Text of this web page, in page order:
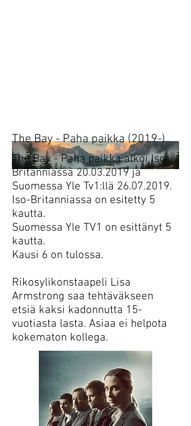
The Bay - Paha paikka (2019-)
The Bay - Paha paikka alkoi Iso-
Britanniassa20.03.2019ja
Suomessa Yle Tv1:llä 26.07.2019.
Iso-Britanniassa on esitetty 5
kautta.
Suomessa Yle TV1 on esittänyt 5
kautta.
Kausi 6 on tulossa.
Rikosylikonstaapeli Lisa
Armstrong saa tehtäväkseen
etsiä kaksi kadonnutta 15-
vuotiasta lasta. Asiaa ei helpota
kokematon kollega.